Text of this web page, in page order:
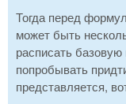
Тогда перед
может быть
расписать
попробывать
представляется,